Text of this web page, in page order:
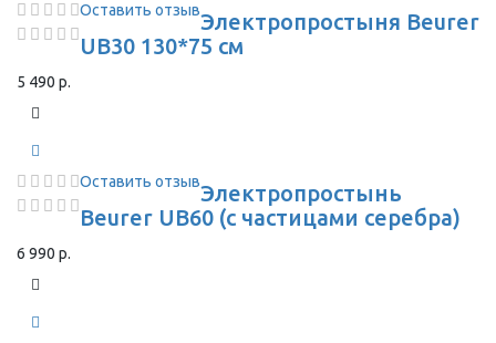
Оставить отзывЭлектропростыня Beurer
UB30 130*75 см
5 490 р.
Оставить отзывЭлектропростынь
Beurer UB60 (с частицами серебра)
6 990 р.